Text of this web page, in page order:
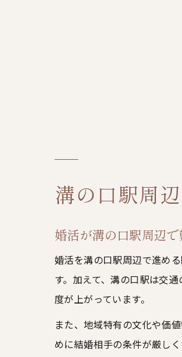
溝の口駅周
婚活が溝の口駅周辺
婚活を溝の口駅周辺で進め
す。加えて、溝の口駅は交
度が上がっています。
また、地域特有の文化や価
めに結婚相手の条件が厳し